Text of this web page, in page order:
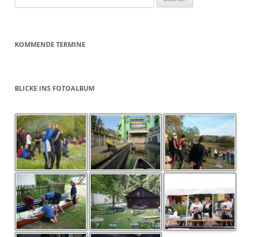
nach:
KOMMENDE TERMINE
BLICKE INS FOTOALBUM